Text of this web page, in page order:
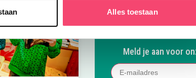
Alles toestaan
Volg
Volg ons
Volg
Meld je aan voor